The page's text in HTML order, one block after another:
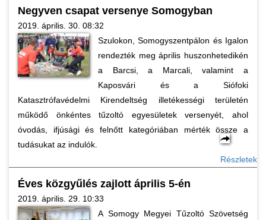
Negyven csapat versenye Somogyban
2019. április. 30. 08:32
Szulokon, Somogyszentpálon és Igalon
rendezték meg április huszonhetedikén
a Barcsi, a Marcali, valamint a
Kaposvári és a Siófoki
Katasztrófavédelmi Kirendeltség illetékességi területén
működő önkéntes tűzoltó egyesületek versenyét, ahol
óvodás, ifjúsági és felnőtt kategóriában mérték össze a
tudásukat az indulók.
Részletek
Éves közgyűlés zajlott április 5-én
2019. április. 29. 10:33
A Somogy Megyei Tűzoltó Szövetség